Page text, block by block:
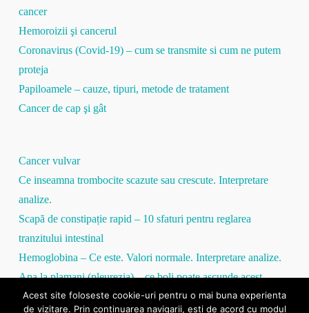
cancer
Hemoroizii şi cancerul
Coronavirus (Covid-19) – cum se transmite si cum ne putem
proteja
Papiloamele – cauze, tipuri, metode de tratament
Cancer de cap şi gât
Cancer vulvar
Ce inseamna trombocite scazute sau crescute. Interpretare
analize.
Scapă de constipație rapid – 10 sfaturi pentru reglarea
tranzitului intestinal
Hemoglobina – Ce este. Valori normale. Interpretare analize.
Apa la plamani (pleurezia) – ce boli poate ascunde acest
simptom
Acest site foloseste cookie-uri pentru o mai buna experienta
de vizitare. Prin continuarea navigarii, esti de acord cu modul